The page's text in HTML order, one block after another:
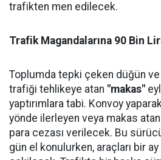
trafikten men edilecek.
Trafik Magandalarına 90 Bin
Toplumda tepki çeken düğün ve
trafiği tehlikeye atan "makas"
yaptırımlara tabi. Konvoy
yönde ilerleyen veya makas
para cezası verilecek. Bu
gün el konulurken, araçları bir